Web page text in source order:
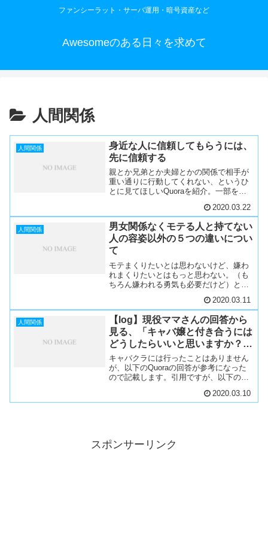
ファンシーラット・サーバ運用・暗号資産など
Awesomeのある日々を求めて
人間関係
人間関係
身近な人に信頼してもらうには、
先に信頼する
親とか兄弟とか夫婦とかの関係で相手が
重い通りに行動してくれない、というひ
とに見てほしいQuoraを紹介。一部を引
ひとつで、「先にその人を信頼してしま
う」という方法です。先にそうなってほ
しいイメージを植え付...
2020.03.22
人間関係
男女関係なくモテる人と持てない
人の容姿以外の５つの違いについ
て
モテまくりたいとは思わないけど、嫌わ
れまくりたいとはもっと思わない。（も
ちろん嫌われる勇気も必要だけど）とと
秘訣についてはスキあらば勉強していま
すが、Quoraに良い問答がありました。
モテる人とモテない人...
2020.03.11
人間関係
【log】現役ママさんの回答から
見る、「キャバ嬢と付き合うには
どうしたらいいと思いますか？」
への回答
キャバクラには行ったことはありません
が、以下のQuoraの回答が参考になった
ので記載します。引用ですが、以下のよ
まう、とのこと短い時間でも会う回数が
2020.03.10
スポンサーリンク